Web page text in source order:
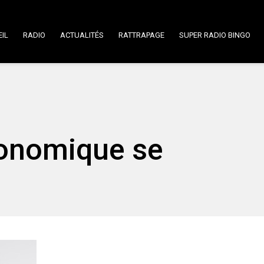
RADIO ACTUALITÉS RATTRAPAGE SUPER RADIO BINGO
se